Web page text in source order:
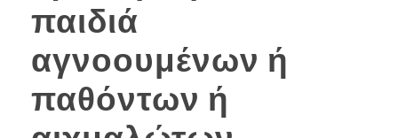
παιδιά
αγνοουμένων ή
παθόντων ή